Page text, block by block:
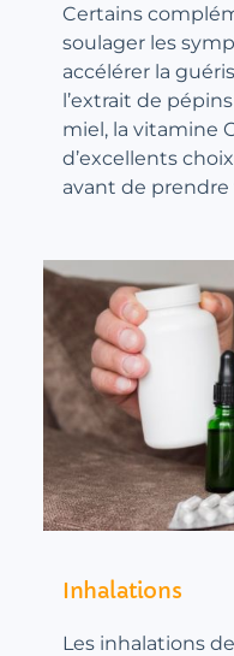
Certains
soulager les
accélérer la
l’extrait de
miel, la vitamine
d’excellents
avant de
Inhalations
Les inhalations